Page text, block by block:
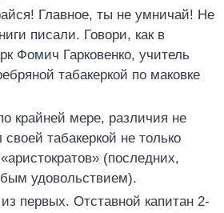
Главное, ты не умничай! Не
писали. Говори, как в
Фомич Гарковенко, учитель
табакеркой по маковке
крайней мере, различия не
табакеркой не только
(последних,
удовольствием).
первых. Отставной капитан 2-